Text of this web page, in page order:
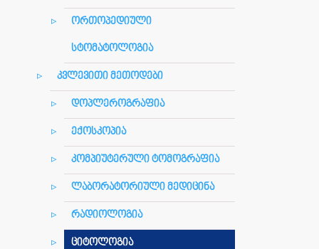
ორთოპედიული
სტომატოლოგია
კვლევითი მეთოდები
დოპლეროგრაფია
ექოსკოპია
კომპიუტერული ტომოგრაფია
ლაბორატორიული მედიცინა
რადიოლოგია
ციტოლოგია